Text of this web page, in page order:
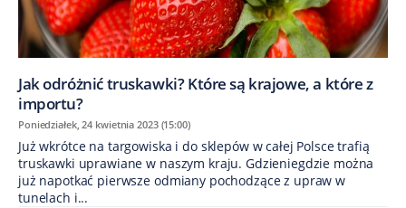
Jak odróżnić truskawki? Które są krajowe, a które z
importu?
Poniedziałek, 24 kwietnia 2023 (15:00)
Już wkrótce na targowiska i do sklepów w całej Polsce trafią
truskawki uprawiane w naszym kraju. Gdzieniegdzie można
już napotkać pierwsze odmiany pochodzące z upraw w
tunelach i...